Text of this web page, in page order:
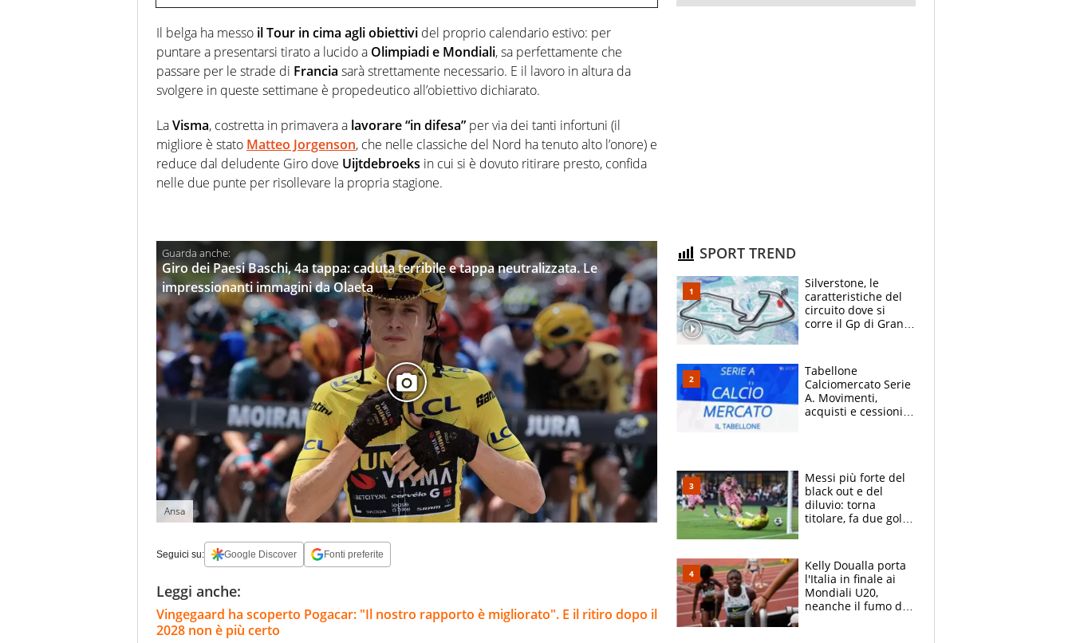
Il belga ha messo il Tour in cima agli obiettivi del proprio calendario estivo: per
puntare a presentarsi tirato a lucido a Olimpiadi e Mondiali, sa perfettamente che
passare per le strade di Francia sarà strettamente necessario. E il lavoro in altura da
svolgere in queste settimane è propedeutico all’obiettivo dichiarato.
LaVisma, costretta in primavera a lavorare “in difesa” per via dei tanti infortuni (il
migliore è stato Matteo Jorgenson, che nelle classiche del Nord ha tenuto alto l’onore) e
reduce dal deludente Giro dove Uijtdebroeks in cui si è dovuto ritirare presto, confida
nelle due punte per risollevare la propria stagione.
Giro dei Paesi Baschi, 4a tappa: caduta terribile e tappa neutralizzata. Le
impressionanti immagini da Olaeta
Ansa
Seguici su: Google Discover Fonti preferite
Leggi anche:
Vingegaard ha scoperto Pogacar: "Il nostro rapporto è migliorato". E il ritiro dopo il
2028 non è più certo
SPORT TREND
Silverstone, le
caratteristiche del
circuito dove si
corre il Gp di Gran
Tabellone
Calciomercato Serie
A. Movimenti,
acquisti e cessioni:
Messi più forte del
black out e del
diluvio: torna
titolare, fa due gol e
che ritiro
Kelly Doualla porta
l'Italia in finale ai
Mondiali U20,
neanche il fumo di